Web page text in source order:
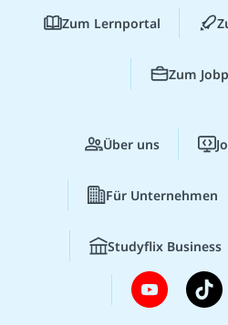
Zum Lernportal
Zum
Über uns
Für Unternehmen
Studyflix Business